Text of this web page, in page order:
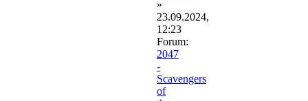
»
23.09.2024,
12:23
Forum:
2047
-
Scavengers
of